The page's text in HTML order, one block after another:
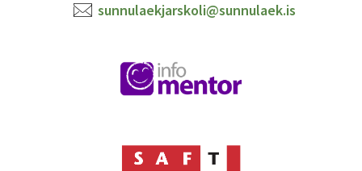
sunnulaekjarskoli@sunnulaek.is